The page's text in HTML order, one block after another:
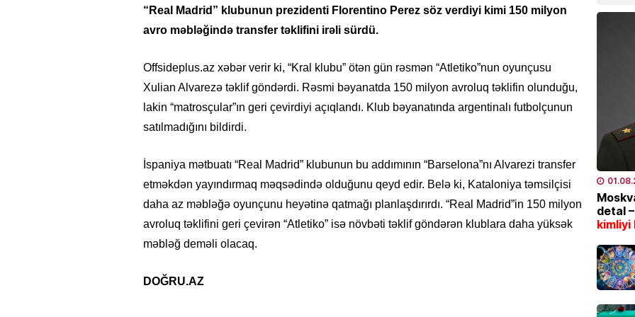
“Real Madrid” klubunun prezidenti Florentino Perez söz verdiyi kimi 150 milyon
avro məbləğində transfer təklifini irəli sürdü.
Offsideplus.az xəbər verir ki, “Kral klubu” ötən gün rəsmən “Atletiko”nun oyunçusu
Xulian Alvarezə təklif göndərdi. Rəsmi bəyanatda 150 milyon avroluq təklifin olunduğu,
lakin “matrosçular”ın geri çevirdiyi açıqlandı. Klub bəyanatında argentinalı futbolçunun
satılmadığını bildirdi.
İspaniya mətbuatı “Real Madrid” klubunun bu addımının “Barselona”nı Alvarezi transfer
etməkdən yayındırmaq məqsədində olduğunu qeyd edir. Belə ki, Kataloniya təmsilçisi
daha az məbləğə oyunçunu heyətinə qatmağı planlaşdırırdı. “Real Madrid”in 150 milyon
avroluq təklifini geri çevirən “Atletiko” isə növbəti təklif göndərən klublara daha yüksək
məbləğ deməli olacaq.
DOĞRU.AZ
SON
olundu
RƏSMI
RƏSMI
Media
detal –
kimliyi